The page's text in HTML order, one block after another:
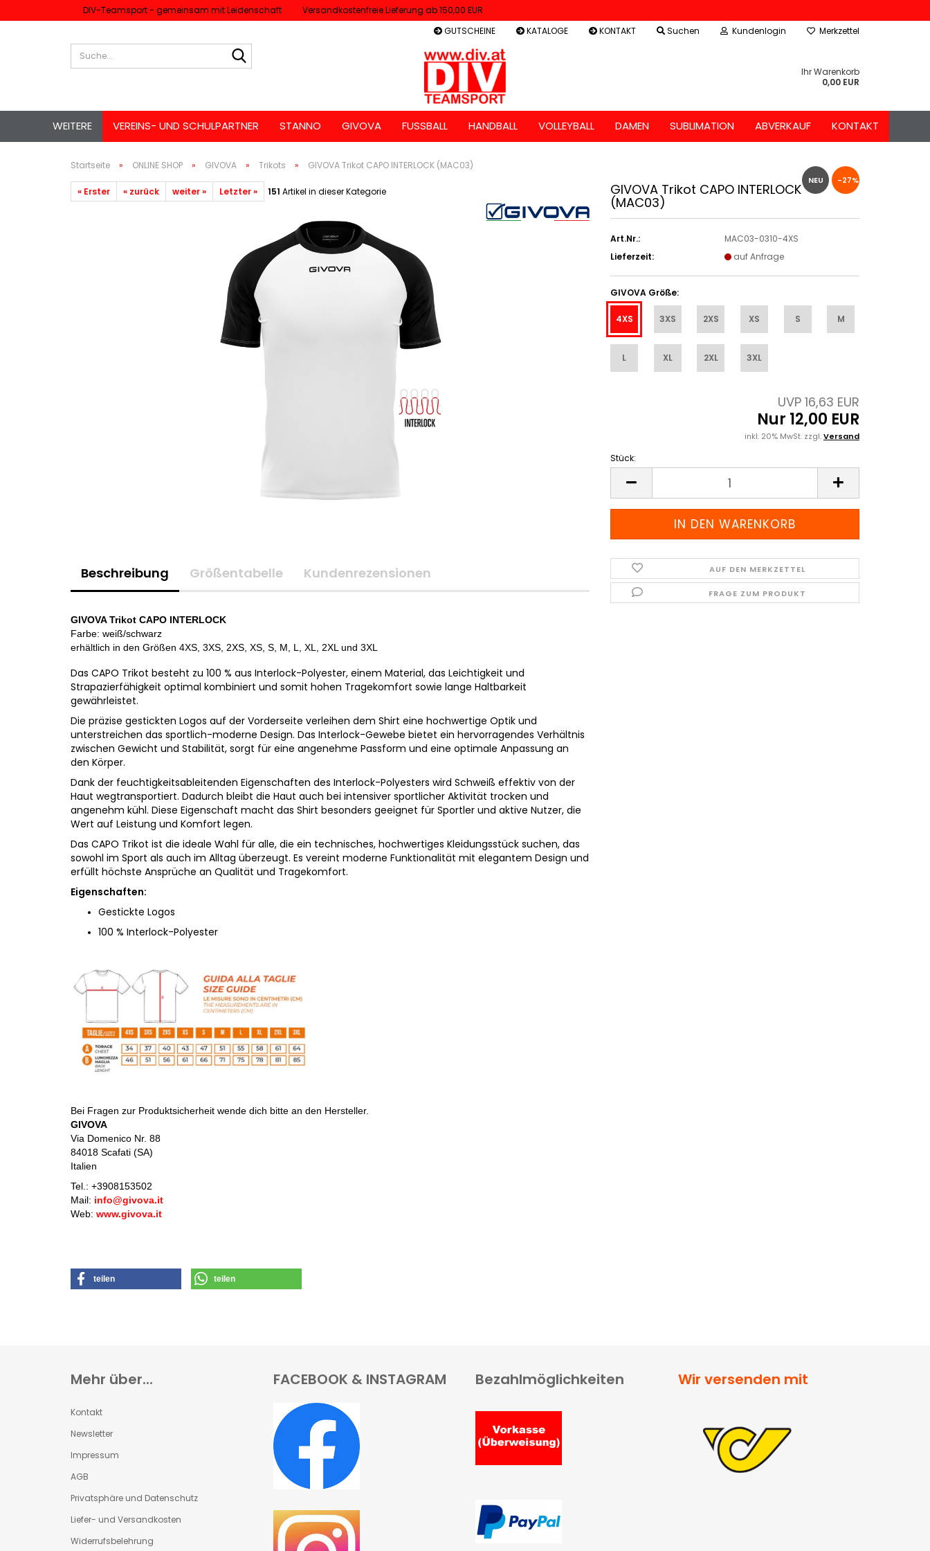
DIV-Teamsport - gemeinsam mit Leidenschaft
Versandkostenfreie Lieferung ab 150,00 EUR
GUTSCHEINE
KATALOGE KONTAKT Suchen Kundenlogin
Merkzettel
Ihr Warenkorb
0,00 EUR
VEREINS- UND SCHULPARTNER STANNO GIVOVA FUSSBALL HANDBALL VOLLEYBALL DAMEN SUBLIMATION ABVERKAUF KONTAKT
WEITERE
Startseite » ONLINE SHOP » GIVOVA » Trikots » GIVOVA Trikot CAPO INTERLOCK (MAC03)
« Erster « zurück weiter » Letzter » 151 Artikel in dieser Kategorie
NEU -27%
GIVOVA Trikot CAPO INTERLOCK
(MAC03)
Art.Nr.:
MAC03-0310-4XS
Lieferzeit:
auf Anfrage
GIVOVA Größe:
4XS 3XS 2XS XS S M
L XL 2XL 3XL
UVP 16,63 EUR
Nur 12,00 EUR
inkl. 20% MwSt. zzgl.Versand
Stück:
Stück
AUF DEN MERKZETTEL
FRAGE ZUM PRODUKT
Beschreibung Größentabelle Kundenrezensionen
GIVOVA Trikot CAPO INTERLOCK
Farbe: weiß/schwarz
erhältlich in den Größen 4XS, 3XS, 2XS, XS, S, M, L, XL, 2XL und 3XL
Das CAPO Trikot besteht zu 100 % aus Interlock-Polyester, einem Material, das Leichtigkeit und
Strapazierfähigkeit optimal kombiniert und somit hohen Tragekomfort sowie lange Haltbarkeit
gewährleistet.
Die präzise gestickten Logos auf der Vorderseite verleihen dem Shirt eine hochwertige Optik und
unterstreichen das sportlich-moderne Design. Das Interlock-Gewebe bietet ein hervorragendes Verhältnis
zwischen Gewicht und Stabilität, sorgt für eine angenehme Passform und eine optimale Anpassung an
den Körper.
Dank der feuchtigkeitsableitenden Eigenschaften des Interlock-Polyesters wird Schweiß effektiv von der
Haut wegtransportiert. Dadurch bleibt die Haut auch bei intensiver sportlicher Aktivität trocken und
angenehm kühl. Diese Eigenschaft macht das Shirt besonders geeignet für Sportler und aktive Nutzer, die
Wert auf Leistung und Komfort legen.
Das CAPO Trikot ist die ideale Wahl für alle, die ein technisches, hochwertiges Kleidungsstück suchen, das
sowohl im Sport als auch im Alltag überzeugt. Es vereint moderne Funktionalität mit elegantem Design und
erfüllt höchste Ansprüche an Qualität und Tragekomfort.
Eigenschaften:
Gestickte Logos
100 % Interlock-Polyester
Bei Fragen zur Produktsicherheit wende dich bitte an den Hersteller.
GIVOVA
Via Domenico Nr. 88
84018 Scafati (SA)
Italien
Tel.: +3908153502
Mail: info@givova.it
Web: www.givova.it
teilen teilen
Mehr über...
Kontakt
Newsletter
Impressum
AGB
Privatsphäre und Datenschutz
Liefer- und Versandkosten
Widerrufsbelehrung
FACEBOOK & INSTAGRAM Bezahlmöglichkeiten Wir versenden mit